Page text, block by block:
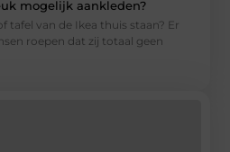
mogelijk aankleden?
tafel van de Ikea thuis staan? Er
roepen dat zij totaal geen